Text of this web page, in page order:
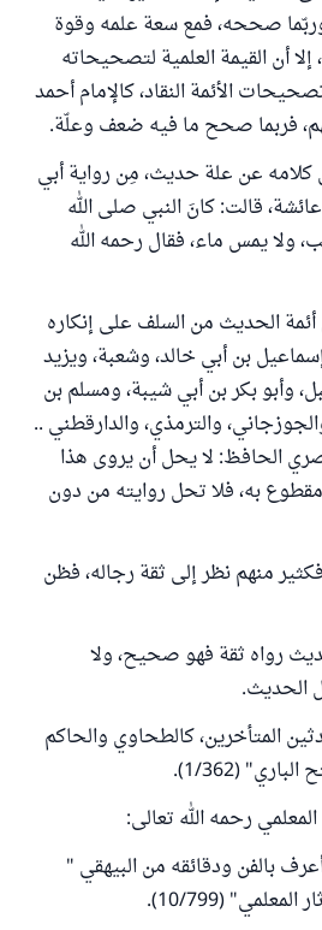
صححه، فمع سعة علمه وقوة
أن القيمة العلمية لتصحيحاته
الأئمة النقاد، كالإمام أحمد
فربما صحح ما فيه ضعف وعلّة.
عن علة حديث، مِن رواية أبي
قالت: كانَ النبي صلى الله
ولا يمس ماء، فقال رحمه الله
الحديث من السلف على إنكاره
بن أبي خالد، وشعبة، ويزيد
وأبو بكر بن أبي شيبة، ومسلم بن
والترمذي، والدارقطني ..
الحافظ: لا يحل أن يروى هذا
به، فلا تحل روايته من دون
منهم نظر إلى ثقة رجاله، فظن
رواه ثقة فهو صحيح، ولا
الحديث.
المتأخرين، كالطحاوي والحاكم
(1/362).
رحمه الله تعالى:
‌بالفن ‌ودقائقه من البيهقي "
(10/799).